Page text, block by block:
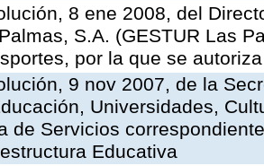
8 ene 2008, del
S.A. (GESTUR Las
por la que se
9 nov 2007, de la
Universidades,
de Servicios
Educativa